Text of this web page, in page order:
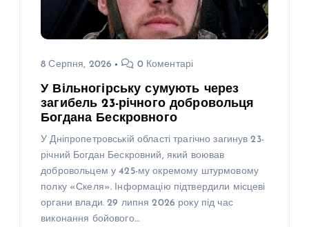
8 Серпня, 2026 0 Коментарі
У Вільногірську сумують через
загибель 23-річного добровольця
Богдана Бескровного
У Дніпропетровській області трагічно загинув 23-
річний Богдан Бескровний, який воював
добровольцем у 425-му окремому штурмовому
полку «Скеля». Інформацію підтвердили місцеві
органи влади. 29 липня 2026 року під час
виконання бойового…